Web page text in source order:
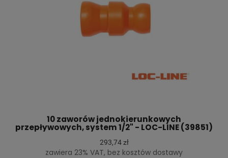
10 zaworów jednokierunkowych
przepływowych, system 1/2" - LOC-LINE (39851)
293,74 zł
zawiera 23% VAT, bez kosztów dostawy